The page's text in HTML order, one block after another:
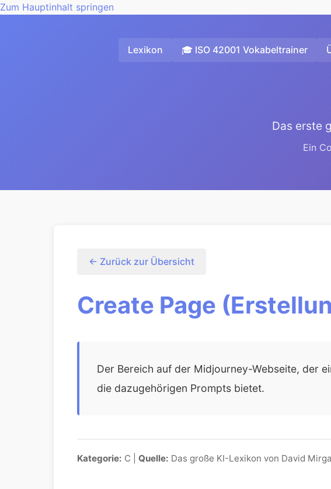
Zum Hauptinhalt springen
Lexikon 🎓 ISO 42001 Vokabeltrainer
Das erste
Ein
← Zurück zur Übersicht
Create Page
Der Bereich auf der Midjourney-Webseite, der
die dazugehörigen Prompts bietet.
Kategorie: C | Quelle: Das große KI-Lexikon von David Mirga